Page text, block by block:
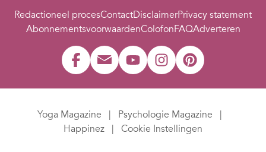
Redactioneel procesContactDisclaimerPrivacy statement
AbonnementsvoorwaardenColofonFAQAdverteren
Yoga Magazine
Psychologie Magazine
Happinez
Cookie Instellingen